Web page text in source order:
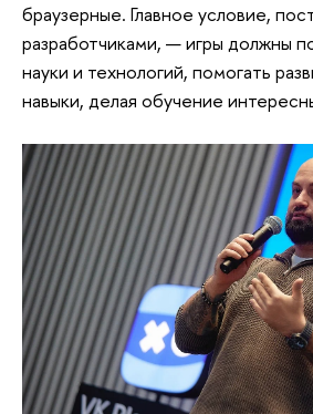
браузерные. Главное условие,
разработчиками, — игры должны
науки и технологий, помогать
навыки, делая обучение